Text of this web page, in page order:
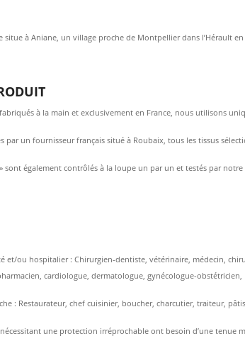
situe à Aniane, un village proche de Montpellier dans l’Hérault
à la main et exclusivement en France, nous utilisons
par un fournisseur français situé à Roubaix, tous les tissus
sont également contrôlés à la loupe un par un et testés par
et/ou hospitalier : Chirurgien-dentiste, vétérinaire, médecin,
cardiologue, dermatologue, gynécologue-
: Restaurateur, chef cuisinier, boucher, charcutier, traiteur,
une protection irréprochable ont besoin d’une